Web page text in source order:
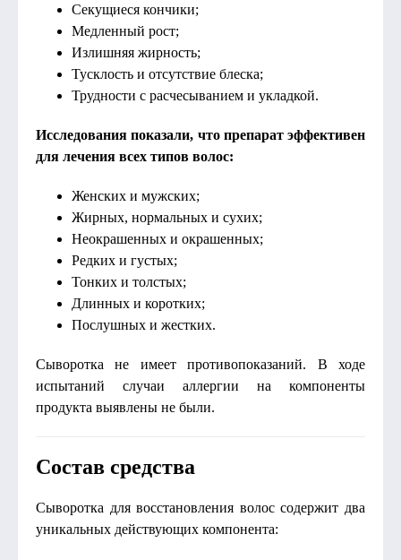
Секущиеся кончики;
Медленный рост;
Излишняя жирность;
Тусклость и отсутствие блеска;
Трудности с расчесыванием и укладкой.
Исследования показали, что препарат эффективен
для лечения всех типов волос:
Женских и мужских;
Жирных, нормальных и сухих;
Неокрашенных и окрашенных;
Редких и густых;
Тонких и толстых;
Длинных и коротких;
Послушных и жестких.
Сыворотка не имеет противопоказаний. В ходе
испытаний случаи аллергии на компоненты
продукта выявлены не были.
Состав средства
Сыворотка для восстановления волос содержит два
уникальных действующих компонента: